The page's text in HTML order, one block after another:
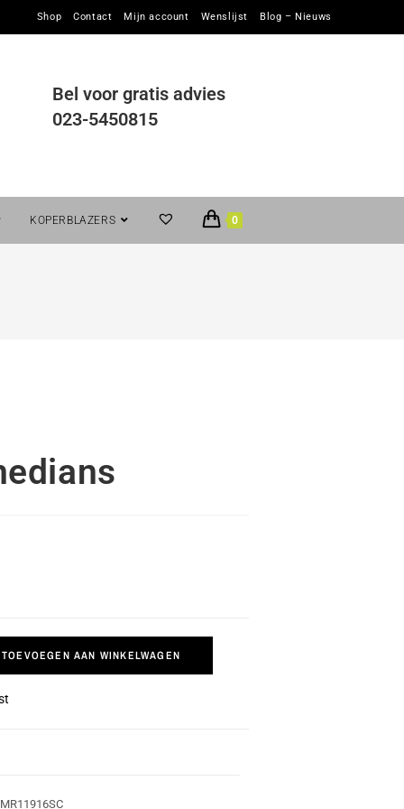
Shop Contact Mijn account Wenslijst Blog – Nieuws
Bel voor gratis advies
023-5450815
KOPERBLAZERS 0
TOEVOEGEN AAN WINKELWAGEN